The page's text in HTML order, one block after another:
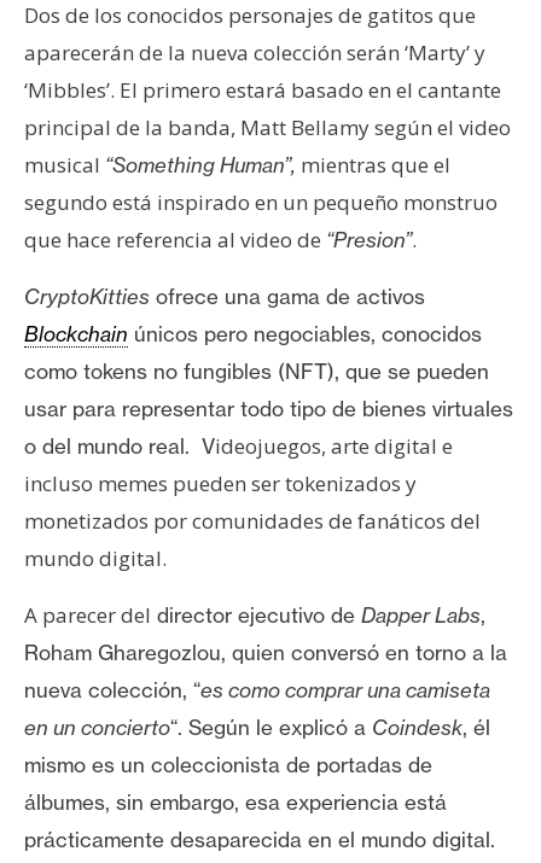
a
s
R
e
c
u
s
o
s
C
n
t
a
t
o
y
u
b
l
i
Dos de los conocidos personajes de gatitos que
aparecerán de la nueva colección serán ‘Marty’ y
‘Mibbles’. El primero estará basado en el cantante
principal de la banda, Matt Bellamy según el video
musical “Something Human”, mientras que el
segundo está inspirado en un pequeño monstruo
que hace referencia al video de “Presion”.
CryptoKitties ofrece una gama de activos
Blockchain únicos pero negociables, conocidos
como tokens no fungibles (NFT), que se pueden
usar para representar todo tipo de bienes virtuales
o del mundo real. Videojuegos, arte digital e
incluso memes pueden ser tokenizados y
monetizados por comunidades de fanáticos del
mundo digital.
A parecer del director ejecutivo de Dapper Labs,
Roham Gharegozlou, quien conversó en torno a la
nueva colección, “es como comprar una camiseta
en un concierto“. Según le explicó a Coindesk, él
mismo es un coleccionista de portadas de
álbumes, sin embargo, esa experiencia está
prácticamente desaparecida en el mundo digital.